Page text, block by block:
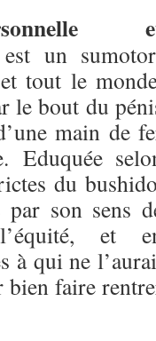
un
tout le
le bout du
main de
Eduquée
du
par son sens
et
à qui ne
bien faire